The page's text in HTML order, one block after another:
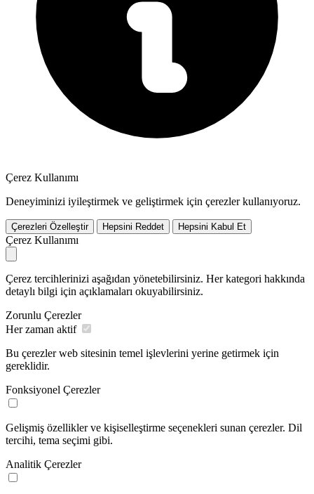
Çerez Kullanımı
Deneyiminizi iyileştirmek ve geliştirmek için çerezler kullanıyoruz.
Çerezleri Özelleştir Hepsini Reddet Hepsini Kabul Et
Çerez Kullanımı
Çerez tercihlerinizi aşağıdan yönetebilirsiniz. Her kategori hakkında
detaylı bilgi için açıklamaları okuyabilirsiniz.
Zorunlu Çerezler
Her zaman aktif
Bu çerezler web sitesinin temel işlevlerini yerine getirmek için
gereklidir.
Fonksiyonel Çerezler
Gelişmiş özellikler ve kişiselleştirme seçenekleri sunan çerezler. Dil
tercihi, tema seçimi gibi.
Analitik Çerezler